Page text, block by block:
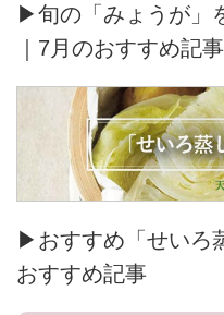
▶旬の「みょうが」
｜7月のおすすめ記事
▶おすすめ「せいろ
おすすめ記事